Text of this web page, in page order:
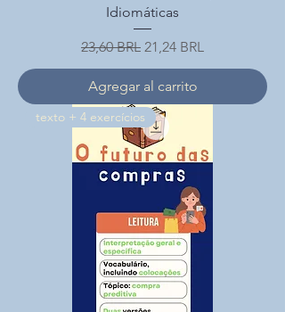
Idiomáticas
Precio
23,60 BRL Precio de oferta
21,24 BRL
Agregar al carrito
texto + 4 exercícios